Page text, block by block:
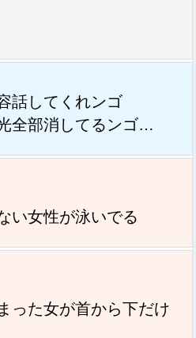
話してくれンゴ
全部消してるンゴ…
い女性が泳いでる
った女が首から下だけ